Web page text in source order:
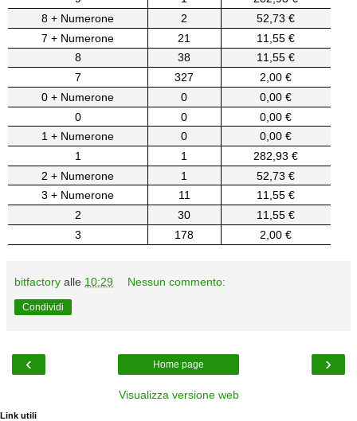
8 + Numerone
2
52,73 €
7 + Numerone
21
11,55 €
8
38
11,55 €
7
327
2,00 €
0 + Numerone
0
0,00 €
0
0
0,00 €
1 + Numerone
0
0,00 €
1
1
282,93 €
2 + Numerone
1
52,73 €
3 + Numerone
11
11,55 €
2
30
11,55 €
3
178 2,00 €
bitfactory alle 10:29 Nessun commento:
Condividi
‹ ›
Home page
Visualizza versione web
Link utili